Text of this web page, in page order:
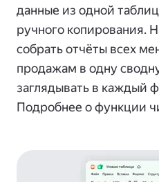
данные из одной
ручного копирования.
собрать отчёты всех
продажам в одну
заглядывать в каждый
Подробнее о функции